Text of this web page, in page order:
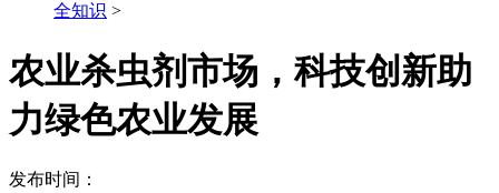
全知识 >
农业杀虫剂市场，科技创新助
力绿色农业发展
发布时间：